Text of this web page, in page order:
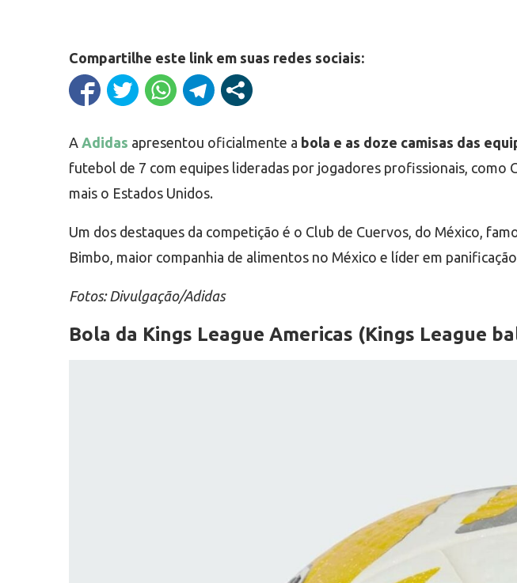
Compartilhe este link em suas redes sociais:
A Adidas apresentou oficialmente a bola e as doze camisas das
futebol de 7 com equipes lideradas por jogadores profissionais, como
mais o Estados Unidos.
Um dos destaques da competição é o Club de Cuervos, do México,
Bimbo, maior companhia de alimentos no México e líder em
Fotos: Divulgação/Adidas
Bola da Kings League Americas (Kings League